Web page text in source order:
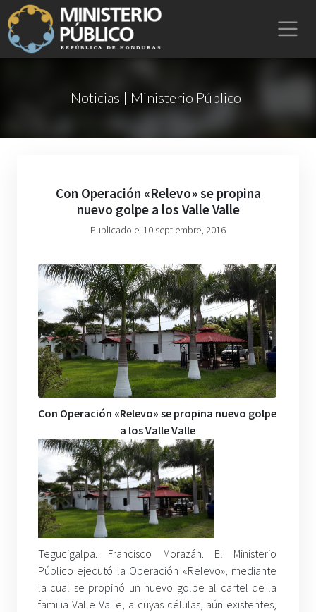
Noticias | Ministerio Público
Con Operación «Relevo» se propina
nuevo golpe a los Valle Valle
Publicado el 10 septiembre, 2016
Con Operación «Relevo» se propina nuevo golpe
a los Valle Valle
Tegucigalpa. Francisco Morazán. El Ministerio
Público ejecutó la Operación «Relevo», mediante
la cual se propinó un nuevo golpe al cartel de la
familia Valle Valle, a cuyas células, aún existentes,